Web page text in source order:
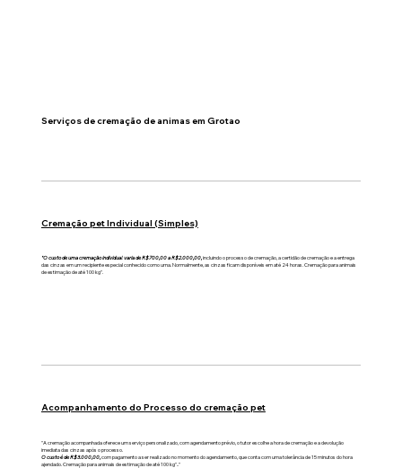
Serviços de cremação de animas em Grotao
Cremação pet Individual (Simples)
"O custo de uma cremação individual varia de R$700,00 a R$2.000,00, incluindo o processo de cremação, a certidão de cremação e a entrega
das cinzas em um recipiente especial conhecido como urna. Normalmente, as cinzas ficam disponíveis em até 24 horas. Cremação para animais
de estimação de até 100 kg".
Acompanhamento do Processo do cremação pet
"A cremação acompanhada oferece um serviço personalizado, com agendamento prévio, o tutor escolhe a hora de cremação e a devolução
imediata das cinzas após o processo.
O custo é de R$3.000,00, com pagamento a ser realizado no momento do agendamento, que conta com uma tolerância de 15 minutos do hora
ajendado. Cremação para animais de estimação de até 100 kg".."